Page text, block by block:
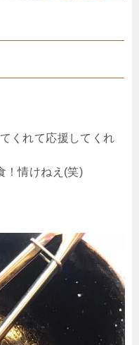
くれて応援してくれ
！情けねえ(笑)